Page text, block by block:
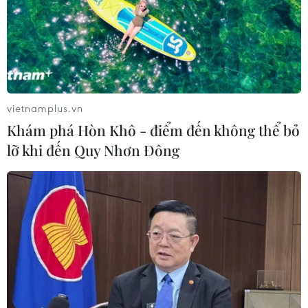
07/08/2026 10:08
Đã xác định phương tiện khiến hàng
loạt ôtô thủng lốp trên cao tốc Bắc-
Nam
07/08/2026 10:03
An Giang: Kịp thời hỗ trợ các hộ dân
bị cháy nhà tại xóm Chăm La Ma
07/08/2026 09:52
Đồng chí Lê Quang Đạo - nhà lãnh
đạo tài năng của Đảng và cách mạng
Việt Nam
vietnamplus.vn
Khám phá Hòn Khô - điểm đến không thể bỏ
lỡ khi đến Quy Nhơn Đông